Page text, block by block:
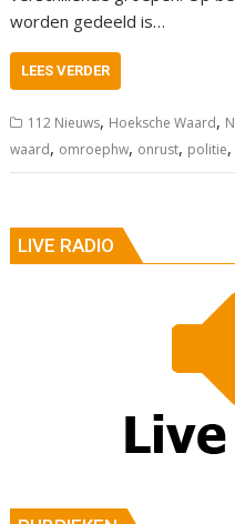
worden gedeeld is…
LEES VERDER
112 Nieuws, Hoeksche Waard,
waard, omroephw, onrust, politie,
LIVE RADIO